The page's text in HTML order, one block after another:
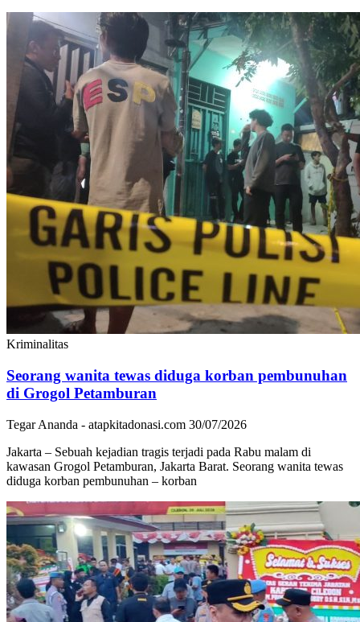
Kriminalitas
Seorang wanita tewas diduga korban pembunuhan
di Grogol Petamburan
Tegar Ananda - atapkitadonasi.com 30/07/2026
Jakarta – Sebuah kejadian tragis terjadi pada Rabu malam di
kawasan Grogol Petamburan, Jakarta Barat. Seorang wanita tewas
diduga korban pembunuhan – korban